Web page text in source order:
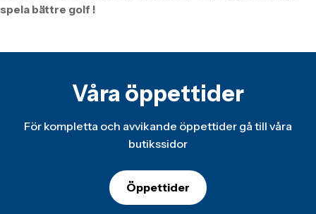
spela bättre golf !
Våra öppettider
För kompletta och avvikande öppettider gå till våra
butikssidor
Öppettider